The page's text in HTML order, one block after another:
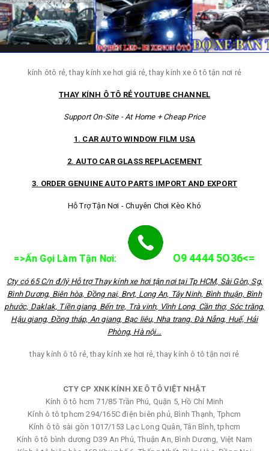
kính ôtô rẻ, thay kính xe hơi giá rẻ, thay kính xe ô tô tận nơi rẻ
THAY KÍNH Ô TÔ RẺ YOUTUBE CHANNEL
Support On-Site - At Home + Cheap Price
1. CAR AUTO WINDOW FILM USA
2. AUTO CAR GLASS REPLACEMENT
3. ORDER GENUINE AUTO PARTS IMPORT AND EXPORT
Hỗ Trợ Tận Nơi - Chuyên Chơi Kèo Khó
=>Ấn Gọi Làm Tận Nơi: O9 4444 5O36<=
Cty có 65 C/n đ/lý Hỗ trợ Thay kính xe hơi tận nơi tại Tp HCM, Sài Gòn, Sg,
Bình Dương, Biên hòa, Đồng nai, Brvt, Long An, Tây Ninh, Bình thuận, Bình
phước, Daklak, Tiền giang, Bến tre, Trà vinh, Vĩnh Long, Cần thơ, Sóc trăng,
Hậu giang, Đồng tháp, An giang, Bạc liêu, Nha trang, Đà Nẵng, Huế, Hải
Phòng, Hà nội…
thay kính ô tô rẻ, thay kính xe hơi rẻ, thay kính ô tô tận nơi rẻ
CTY CP XNK KÍNH XE Ô TÔ VIỆT NHẬT
Kính ô tô hcm 71/85 Trần Phú, Quận 5, Hồ Chí Minh
Kính ô tô tphcm 294/165C điện biên phủ, Bình Thạnh, Tphcm
Kính ô tô sài gòn 1017/153 Lạc Long Quân, Tân Bình, tphcm
Kính ô tô bình dương D39 An Phú, Thuận An, Bình Dương, Việt Nam